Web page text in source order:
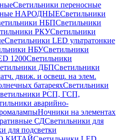
Светильники переносные
НАРОДНЫЕСветильники
НБПСветильники
РКУСветильники
Светильники LED ультратонкие
НБУСветильники
1200Светильники
ДБПСветильники
движ. и освещ. на элем.
батареяхСветильники
РСП, ГСП,
аварийно-
Ночники на элементах
СДСветильники для
для подсветки